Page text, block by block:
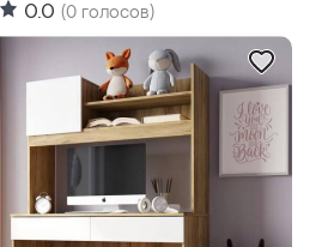
0.0 (0 голосов)